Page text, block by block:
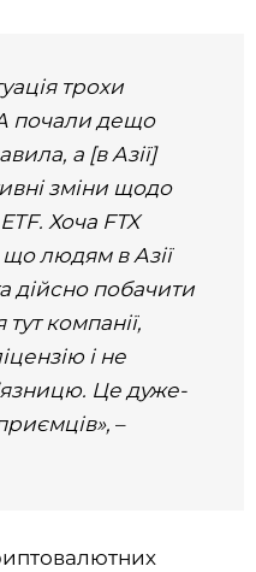
трохи
почали дещо
а [в Азії]
зміни щодо
Хоча FTX
що людям в Азії
дійсно побачити
компанії,
і не
Це дуже-
–